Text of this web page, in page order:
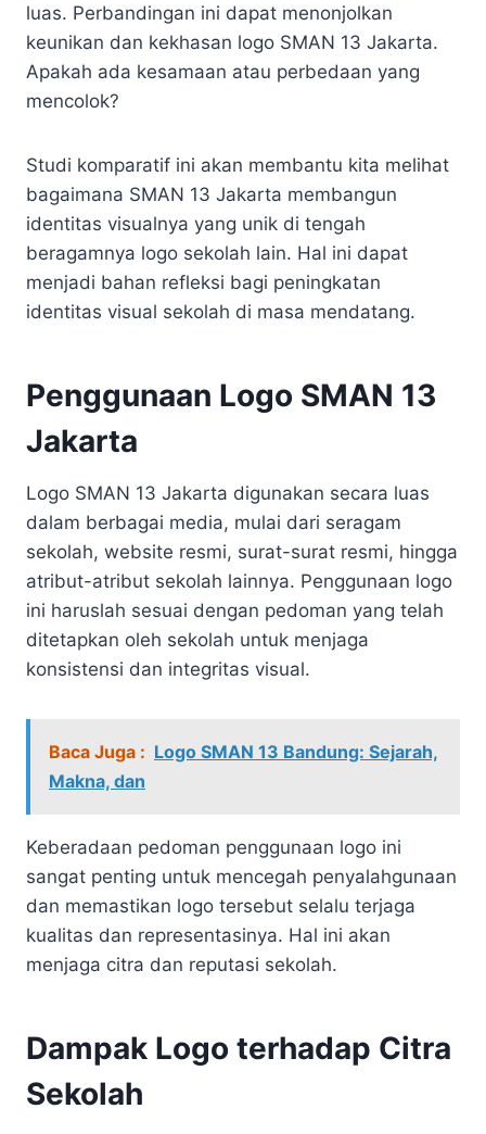
luas. Perbandingan ini dapat menonjolkan
keunikan dan kekhasan logo SMAN 13 Jakarta.
Apakah ada kesamaan atau perbedaan yang
mencolok?
Studi komparatif ini akan membantu kita melihat
bagaimana SMAN 13 Jakarta membangun
identitas visualnya yang unik di tengah
beragamnya logo sekolah lain. Hal ini dapat
menjadi bahan refleksi bagi peningkatan
identitas visual sekolah di masa mendatang.
Penggunaan Logo SMAN 13
Jakarta
Logo SMAN 13 Jakarta digunakan secara luas
dalam berbagai media, mulai dari seragam
sekolah, website resmi, surat-surat resmi, hingga
atribut-atribut sekolah lainnya. Penggunaan logo
ini haruslah sesuai dengan pedoman yang telah
ditetapkan oleh sekolah untuk menjaga
konsistensi dan integritas visual.
Baca Juga : Logo SMAN 13 Bandung: Sejarah,
Makna, dan
Keberadaan pedoman penggunaan logo ini
sangat penting untuk mencegah penyalahgunaan
dan memastikan logo tersebut selalu terjaga
kualitas dan representasinya. Hal ini akan
menjaga citra dan reputasi sekolah.
Dampak Logo terhadap Citra
Sekolah